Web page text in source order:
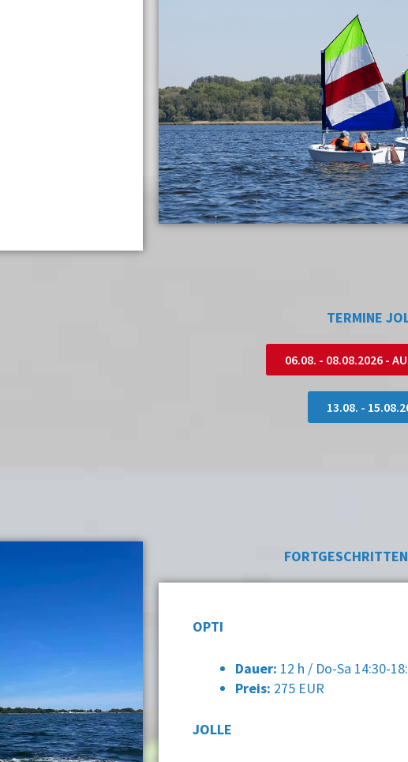
TERMINE
06.08. - 08.08.2026 -
13.08. -
OPTI
Dauer: 12 h / Do-Sa 14:30-
Preis: 275 EUR
JOLLE